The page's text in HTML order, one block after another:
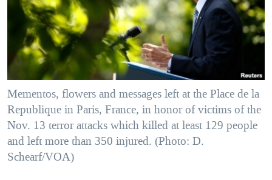
"Tìm"NGƯỜI VIỆT HẢI NGOẠI
ĐỜI SỐNG
KINH TẾ
KHOA HỌC
SỨC KHOẺ
VĂN HOÁ
THỂ THAO
TẠI
HÀNH TRÌNH BẦU CỬ 2024
MỘT NĂM CHIẾN TRANH TẠI DẢI GAZA
GIẢI MÃ VÀNH ĐAI & CON ĐƯỜNG
NGÀY TỊ NẠN THẾ GIỚI
TRỊNH VĨNH BÌNH - NGƯỜI HẠ 'BÊN THẮNG CUỘC'
CHI PHÍ CHIẾN TRANH AFGHANISTAN
VIDEO
NGHE
MẠNG XÃ HỘI
Ngôn ngữ khác
Mementos, flowers and messages left at the Place de la
Republique in Paris, France, in honor of victims of the
Nov. 13 terror attacks which killed at least 129 people
and left more than 350 injured. (Photo: D.
Schearf/VOA)